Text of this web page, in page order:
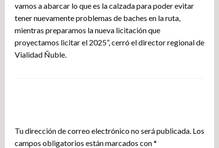
vamos a abarcar lo que es la calzada para poder evitar
tener nuevamente problemas de baches en la ruta,
mientras preparamos la nueva licitación que
proyectamos licitar el 2025”, cerró el director regional de
Vialidad Ñuble.
Tu dirección de correo electrónico no será publicada. Los
campos obligatorios están marcados con*